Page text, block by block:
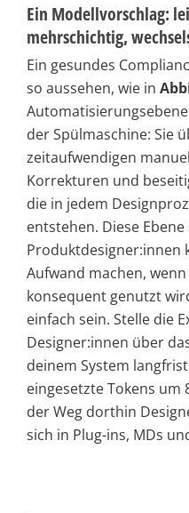
Ein Modellvorschlag:
mehrschichtig,
Ein gesundes
so aussehen, wie in
der Spülmaschine: Sie
zeitaufwendigen
Korrekturen und
die in jedem
entstehen. Diese
Produktdesigner:innen
Aufwand machen,
konsequent genutzt
einfach sein. Stelle die
Designer:innen über
deinem System
eingesetzte Tokens um
der Weg dorthin
sich in Plug-ins, MDs